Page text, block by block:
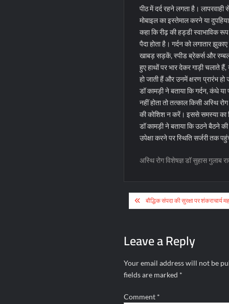
पीठ में दर्द रहने लगता है।
मोबाइल का इस्तेमाल करने या
कहा कि रीढ़ की हड्डी स्वाभाविक
पैदा होता है। गर्दन को लगातार
खाबड़ सड़कें, स्पीड ब्रेकर्स और
हुए हाथों पर भार देकर गाड़ी चलाते
हो जाती हैं और उनमें क्षरण प्रारंभ
डॉ कामड़ी ने बताया कि गर्दन, कंधे
नहीं होता तो तत्काल किसी अस्थि
की कोशिश न करें। इससे समस्या का
डॉ कामड़ी ने बताया कि उठने बैठने
उपेक्षा करने पर स्थिति सर्जरी तक
अस्थि रोग विशेषज्ञ डॉ सुहास गुलाब
Post
navigation
बौद्धिक संपदा की सुरक्षा पर शंकराचार्य
Leave a Reply
Your email address will not be
fields are marked *
Comment *